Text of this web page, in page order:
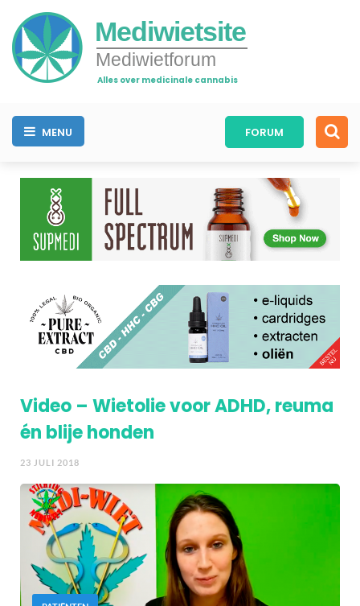
Mediwietsite
Mediwietforum
Alles over medicinale cannabis
MENU FORUM
Video – Wietolie voor ADHD, reuma
én blije honden
23 JULI 2018